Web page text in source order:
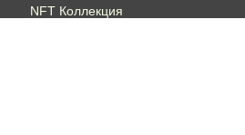
NFT Коллекция